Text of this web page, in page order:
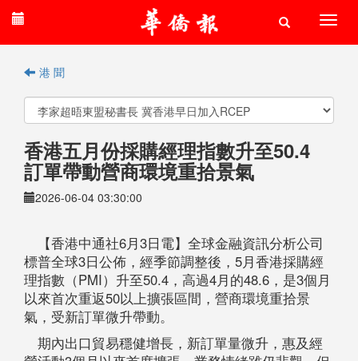
港 聞
香港五月份採購經理指數升至50.4
訂單帶動營商環境重拾景氣
2026-06-04 03:30:00
【香港中通社6月3日電】全球金融資訊分析公司
標普全球3日公佈，經季節調整後，5月香港採購經
理指數（PMI）升至50.4，高過4月的48.6，是3個月
以來首次重返50以上擴張區間，營商環境重拾景
氣，受新訂單微升帶動。
期內出口貿易穩健增長，新訂單量微升，惠及經